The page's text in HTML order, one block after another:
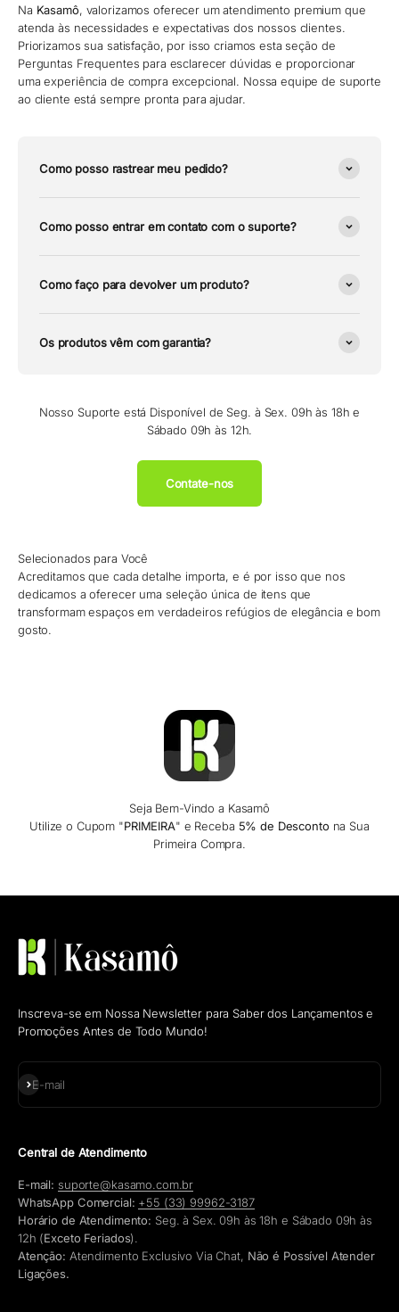
Na Kasamô, valorizamos oferecer um atendimento premium que
atenda às necessidades e expectativas dos nossos clientes.
Priorizamos sua satisfação, por isso criamos esta seção de
Perguntas Frequentes para esclarecer dúvidas e proporcionar
uma experiência de compra excepcional. Nossa equipe de suporte
ao cliente está sempre pronta para ajudar.
Como posso rastrear meu pedido?
Como posso entrar em contato com o suporte?
Como faço para devolver um produto?
Os produtos vêm com garantia?
Nosso Suporte está Disponível de Seg. à Sex. 09h às 18h e
Sábado 09h às 12h.
Contate-nos
Selecionados para Você
Acreditamos que cada detalhe importa, e é por isso que nos
dedicamos a oferecer uma seleção única de itens que
transformam espaços em verdadeiros refúgios de elegância e bom
gosto.
Seja Bem-Vindo a Kasamô
Utilize o Cupom "PRIMEIRA" e Receba 5% de Desconto na Sua
Primeira Compra.
Inscreva-se em Nossa Newsletter para Saber dos Lançamentos e
Promoções Antes de Todo Mundo!
E-mail
Assinar
Central de Atendimento
E-mail: suporte@kasamo.com.br
WhatsApp Comercial: +55 (33) 99962-3187
Horário de Atendimento: Seg. à Sex. 09h às 18h e Sábado 09h às
12h (Exceto Feriados).
Atenção: Atendimento Exclusivo Via Chat, Não é Possível Atender
Ligações.